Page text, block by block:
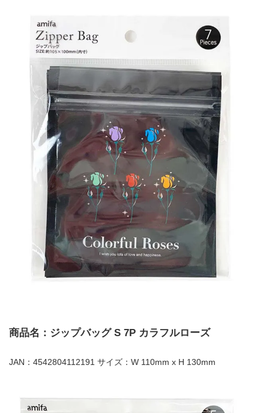
商品名：ジップバッグ S 7P カラフルローズ
JAN：4542804112191 サイズ：W 110mm x H 130mm